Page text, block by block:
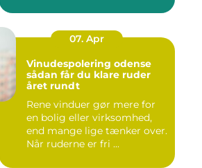
07. Apr
Vinudespolering odense
sådan får du klare ruder
året rundt
Rene vinduer gør mere for
en bolig eller virksomhed,
end mange lige tænker over.
Når ruderne er fri ...